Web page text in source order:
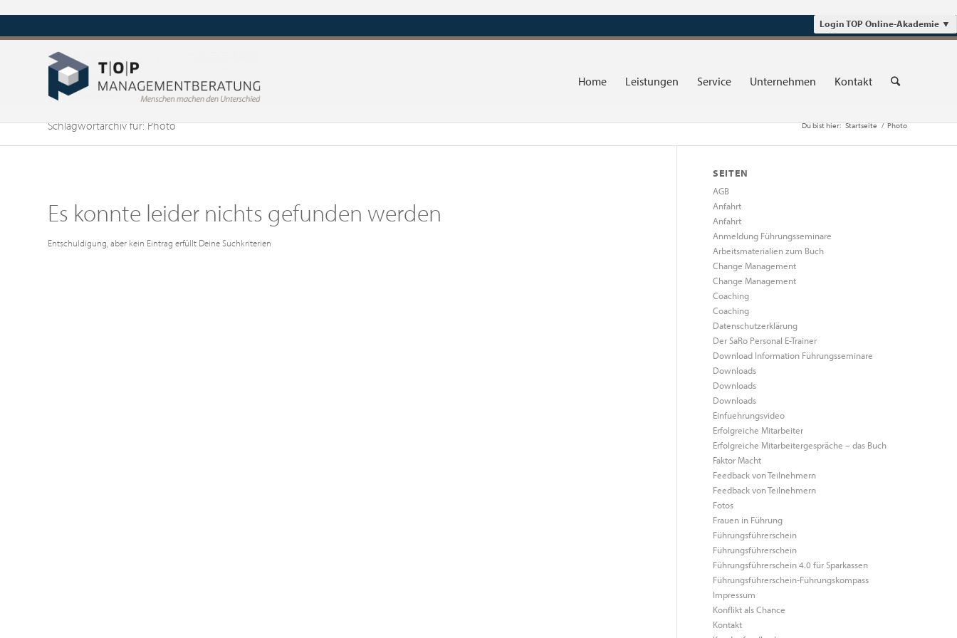
Login TOP Online-Akademie ▼
Home Leistungen Service Unternehmen Kontakt
Schlagwortarchiv für: Photo Du bist hier: Startseite / Photo
Es konnte leider nichts gefunden werden
Entschuldigung, aber kein Eintrag erfüllt Deine Suchkriterien
SEITEN
AGB
Anfahrt
Anfahrt
Anmeldung Führungsseminare
Arbeitsmaterialien zum Buch
Change Management
Change Management
Coaching
Coaching
Datenschutzerklärung
Der SaRo Personal E-Trainer
Download Information Führungsseminare
Downloads
Downloads
Downloads
Einfuehrungsvideo
Erfolgreiche Mitarbeiter
Erfolgreiche Mitarbeitergespräche – das Buch
Faktor Macht
Feedback von Teilnehmern
Feedback von Teilnehmern
Fotos
Frauen in Führung
Führungsführerschein
Führungsführerschein
Führungsführerschein 4.0 für Sparkassen
Führungsführerschein-Führungskompass
Impressum
Konflikt als Chance
Kontakt